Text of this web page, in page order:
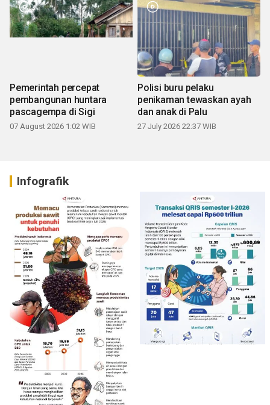
Pemerintah percepat
pembangunan huntara
pascagempa di Sigi
07 August 2026 1:02 WIB
Polisi buru pelaku
penikaman tewaskan ayah
dan anak di Palu
27 July 2026 22:37 WIB
Infografik